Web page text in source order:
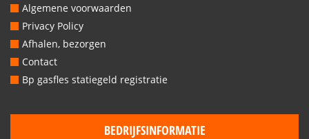
Algemene voorwaarden
Privacy Policy
Afhalen, bezorgen
Contact
Bp gasfles statiegeld registratie
BEDRIJFSINFORMATIE